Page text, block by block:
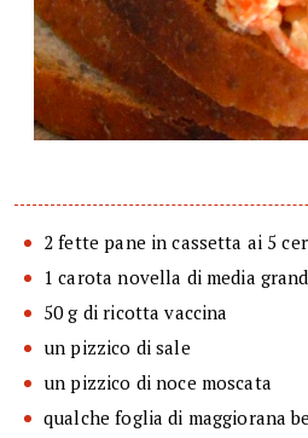
2 fette pane in cassetta ai 5
1 carota novella di media
50 g di ricotta vaccina
un pizzico di sale
un pizzico di noce moscata
qualche foglia di maggiorana